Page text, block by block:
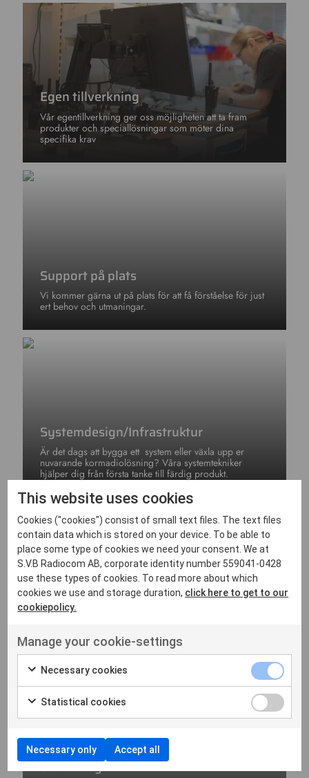
Egen tillverkning
Vår egentillverkning ger oss möjligheten att ta fram
produkter och speciallösningar som möter dina
specifika krav
Support på plats
Vi kommer gärna ut på plats för att få förståelse för just
ert behov och utmaningar.
Systemdesign/Infrastruktur
Är det dags att bygga ett system eller växla upp er
nuvarande kormadiolösning? Våra systemtekniker
hjälper dig från första tanke till färdig produkt.
Service/Reparation
våra lokaler i Nacka
Utbildning
This website uses cookies
Cookies ("cookies") consist of small text files. The text files
contain data which is stored on your device. To be able to
place some type of cookies we need your consent. We at
S.V.B Radiocom AB, corporate identity number 559041-0428
use these types of cookies. To read more about which
cookies we use and storage duration, click here to get to our
cookiepolicy.
Manage your cookie-settings
Necessary cookies
Statistical cookies
Necessary only Accept all